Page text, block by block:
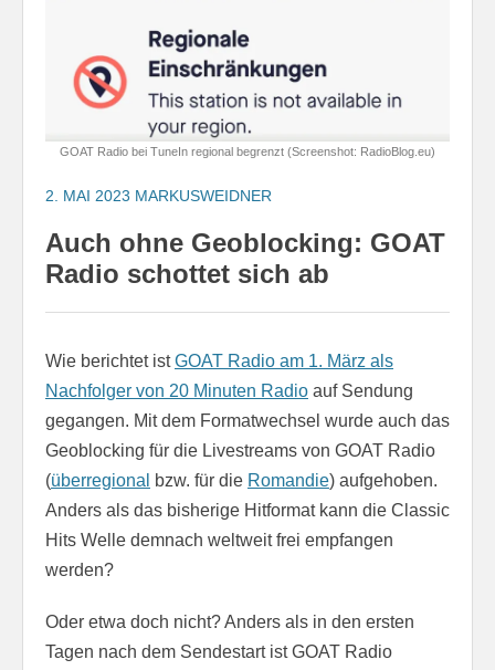
GOAT Radio bei TuneIn regional begrenzt (Screenshot: RadioBlog.eu)
2. MAI 2023 MARKUSWEIDNER
Auch ohne Geoblocking: GOAT
Radio schottet sich ab
Wie berichtet istGOAT Radio am 1. März als
Nachfolger von 20 Minuten Radio auf Sendung
gegangen. Mit dem Formatwechsel wurde auch das
Geoblocking für die Livestreams von GOAT Radio
(überregional bzw. für die Romandie) aufgehoben.
Anders als das bisherige Hitformat kann die Classic
Hits Welle demnach weltweit frei empfangen
werden?
Oder etwa doch nicht? Anders als in den ersten
Tagen nach dem Sendestart ist GOAT Radio